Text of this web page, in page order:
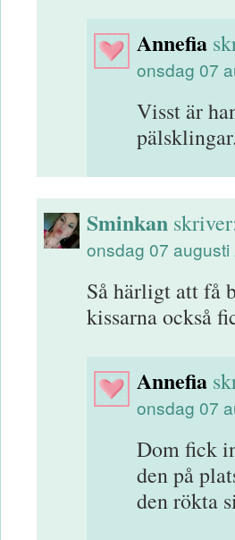
Annefia
onsdag 07
Visst är
Sminkan
onsdag 07
Så härligt att få
kissarna också
Annefia
onsdag 07
Dom fick
den på
den rökta